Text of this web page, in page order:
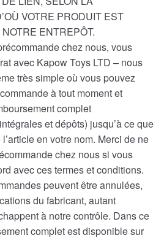
VOTRE PRODUIT EST
ENTREPÔT.
chez nous, vous
avec Kapow Toys LTD – nous
très simple où vous pouvez
à tout moment et
complet
et dépôts) jusqu’à ce que
en votre nom. Merci de ne
chez nous si vous
avec ces termes et conditions.
peuvent être annulées,
du fabricant, autant
à notre contrôle. Dans ce
complet est disponible sur